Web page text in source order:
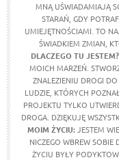
MNĄ UŚWIADAMIAJĄ
STARAŃ, GDY
UMIEJĘTNOŚCIAMI. TO
ŚWIADKIEM ZMIAN,
DLACZEGO TU JESTEM?
MOICH MARZEŃ.
ZNALEZIENIU DROGI
LUDZIE, KTÓRYCH
PROJEKTU TYLKO
DROGA. DZIĘKUJĘ
MOIM ŻYCIU:JESTEM
NICZEGO WBREW SOBIE
ŻYCIU BYŁY